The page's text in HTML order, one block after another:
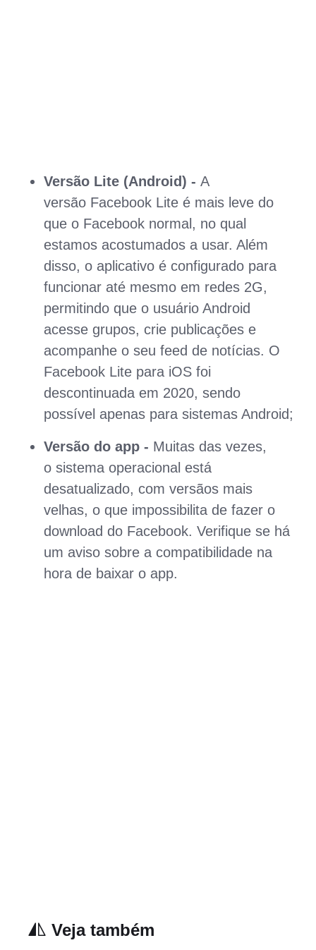
Versão Lite (Android) - A
versão Facebook Lite é mais leve do
que o Facebook normal, no qual
estamos acostumados a usar. Além
disso, o aplicativo é configurado para
funcionar até mesmo em redes 2G,
permitindo que o usuário Android
acesse grupos, crie publicações e
acompanhe o seu feed de notícias. O
Facebook Lite para iOS foi
descontinuada em 2020, sendo
possível apenas para sistemas Android;
Versão do app - Muitas das vezes,
o sistema operacional está
desatualizado, com versãos mais
velhas, o que impossibilita de fazer o
download do Facebook. Verifique se há
um aviso sobre a compatibilidade na
hora de baixar o app.
Veja também